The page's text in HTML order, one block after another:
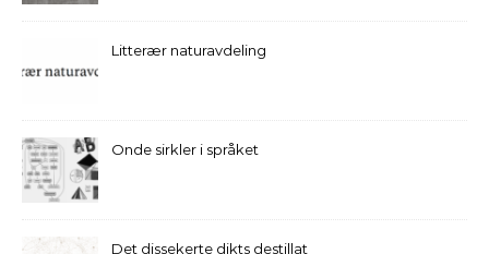
Litterær naturavdeling
Onde sirkler i språket
Det dissekerte dikts destillat